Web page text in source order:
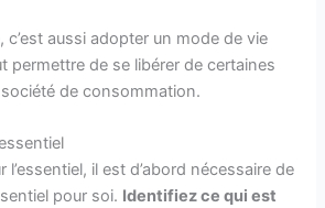
c’est aussi adopter un mode de vie
permettre de se libérer de certaines
de consommation.
l’essentiel, il est d’abord nécessaire de
pour soi. Identifiez ce qui est